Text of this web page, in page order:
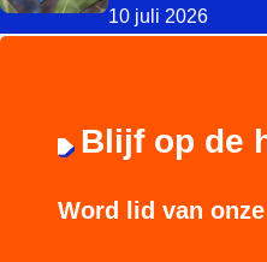
10 juli 2026
Blijf op de
Word lid van